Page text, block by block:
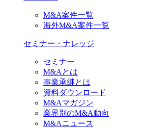
M&A案件一覧
海外M&A案件一覧
セミナー・ナレッジ
セミナー
M&Aとは
事業承継とは
資料ダウンロード
M&Aマガジン
業界別のM&A動向
M&Aニュース